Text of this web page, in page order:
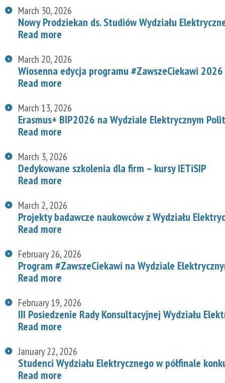
March 30, 2026
Nowy Prodziekan ds. Studiów Wydziału
Read more
March 20, 2026
Wiosenna edycja programu #ZawszeCiekawi
Read more
March 13, 2026
Erasmus+ BIP2026 na Wydziale Elektrycznym
Read more
March 3, 2026
Dedykowane szkolenia dla firm – kursy IETiSIP
Read more
March 2, 2026
Projekty badawcze naukowców z Wydziału
Read more
February 26, 2026
Program #ZawszeCiekawi na Wydziale
Read more
February 19, 2026
III Posiedzenie Rady Konsultacyjnej Wydziału
Read more
January 22, 2026
Studenci Wydziału Elektrycznego w półfinale
Read more